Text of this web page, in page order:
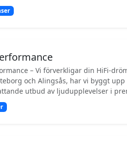
och expertis inom ljud- och
individuella behov och en känsla
– Vi förverkligar din HiFi-
och Alingsås, har vi byggt upp
utbud av ljudupplevelser i
kunskap och kompromisslös
är väl värt ett besök för alla som tar